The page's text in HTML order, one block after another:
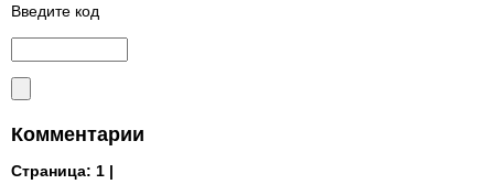
Введите код
Комментарии
Страница: 1 |